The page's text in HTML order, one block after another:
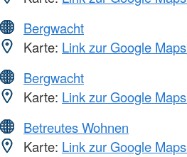
Bergwacht
Karte: Link zur Google
Bergwacht
Karte: Link zur Google
Betreutes Wohnen
Karte: Link zur Google